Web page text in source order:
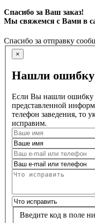
Спасибо за Ваш заказ!
Мы свяжемся с Вами в
Спасибо за отправку
×
Нашли
Если Вы нашли ошибку
представленной
телефон заведения, то
исправим.
Введите код в поле